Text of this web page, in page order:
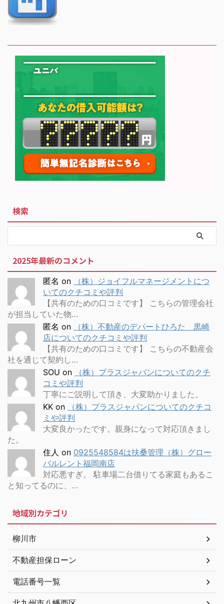
検索
2025年最新のコメント
匿名 on
（株）ジョイフルマネージメントにつ
いてのクチコミや評判
【共有のための口コミです】 こちらの管理会社
が担当していた物…
匿名 on
（株）不動産のデパートひろた 黒崎
店についてのクチコミや評判
【共有のための口コミです】 こちらの不動産会
社を通じて契約し…
SOU on
（株）プラスジャパンについてのクチ
コミや評判
丁寧にご説明して頂き、大変助かりました。
KK on
（株）プラスジャパンについてのクチコ
ミや評判
大変良かったです。親身になって対応頂きまし
た。
住人 on 0925548584は扶桑管理（株）グロー
バルレント福岡南店
対応悪すぎ。 駐車場二台借りてる家庭もあるこ
と知ってるのに、…
地域別カテゴリ
柳川市
不動産担保ローン
電話番号一覧